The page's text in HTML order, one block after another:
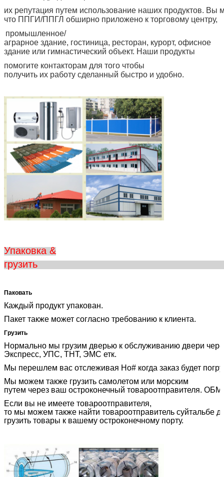
их репутация путем использование наших продуктов. Вы
что ППГИ/ППГЛ обширно приложено к торговому центру,
промышленное/
аграрное здание, гостиница, ресторан, курорт, офисное
здание или гимнастический объект. Наши продукты
помогите контакторам для того чтобы
получить их работу сделанный быстро и удобно.
Упаковка &
Паковать
Каждый продукт упакован.
Пакет также может согласно требованию к клиента.
Грузить
Нормально мы грузим дверью к обслуживанию двери
Экспресс, УПС, ТНТ, ЭМС етк.
Мы перешлем вас отслеживая Но# когда заказ будет
Мы можем также грузить самолетом или морским
путем через ваш остроконечный товароотправителя.
Если вы не имеете товароотправителя,
то мы можем также найти товароотправитель суйтальбе
грузить товары к вашему остроконечному порту.